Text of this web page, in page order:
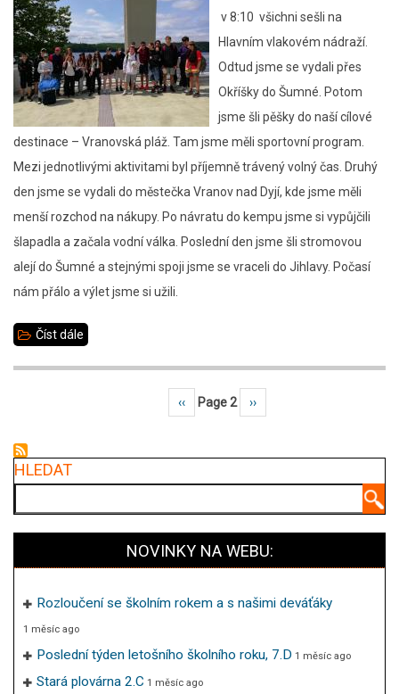
5.B
v 8:10 všichni sešli na
Hlavním vlakovém nádraží.
Odtud jsme se vydali přes
Okříšky do Šumné. Potom
jsme šli pěšky do naší cílové
destinace – Vranovská pláž. Tam jsme měli sportovní program.
Mezi jednotlivými aktivitami byl příjemně trávený volný čas. Druhý
den jsme se vydali do městečka Vranov nad Dyjí, kde jsme měli
menší rozchod na nákupy. Po návratu do kempu jsme si vypůjčili
šlapadla a začala vodní válka. Poslední den jsme šli stromovou
alejí do Šumné a stejnými spoji jsme se vraceli do Jihlavy. Počasí
nám přálo a výlet jsme si užili.
Číst dále
pláž
9.C
Předchozí stránka
‹‹ Page 2 Následující stránka
››
HLEDAT
NOVINKY NA WEBU:
Rozloučení se školním rokem a s našimi deváťáky
1 měsíc ago
Poslední týden letošního školního roku, 7.D 1 měsíc ago
Stará plovárna 2.C 1 měsíc ago